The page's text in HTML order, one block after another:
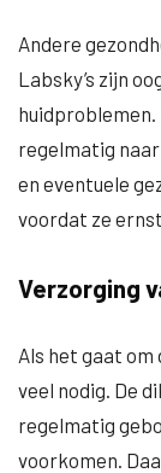
Andere
Labsky’s zijn
regelmatig
en eventuele
voordat ze
Verzorging
Als het gaat om
veel nodig. De
regelmatig
voorkomen.